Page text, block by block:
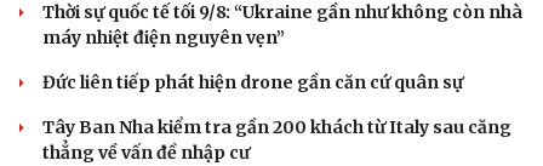
Thời sự quốc tế tối 9/8: “Ukraine gần như không còn nhà
máy nhiệt điện nguyên vẹn”
Đức liên tiếp phát hiện drone gần căn cứ quân sự
Tây Ban Nha kiểm tra gần 200 khách từ Italy sau căng
thẳng về vấn đề nhập cư